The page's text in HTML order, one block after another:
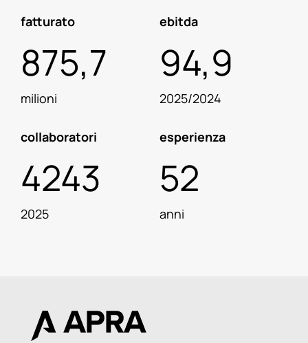
fatturato
875,7
milioni
ebitda
94,9
2025/2024
collaboratori
4243
2025
esperienza
52
anni